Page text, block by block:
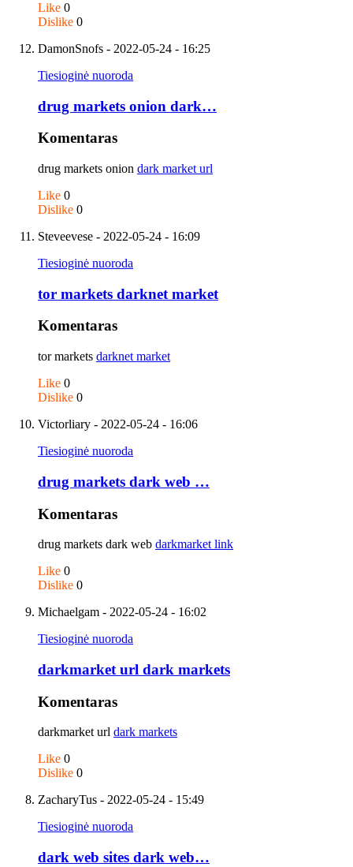
Like 0
Dislike 0
DamonSnofs - 2022-05-24 - 16:25
Tiesioginė nuoroda
drug markets onion dark…
Komentaras
drug markets onion dark market url
Like 0
Dislike 0
Steveevese - 2022-05-24 - 16:09
Tiesioginė nuoroda
tor markets darknet market
Komentaras
tor markets darknet market
Like 0
Dislike 0
Victorliary - 2022-05-24 - 16:06
Tiesioginė nuoroda
drug markets dark web …
Komentaras
drug markets dark web darkmarket link
Like 0
Dislike 0
Michaelgam - 2022-05-24 - 16:02
Tiesioginė nuoroda
darkmarket url dark markets
Komentaras
darkmarket url dark markets
Like 0
Dislike 0
ZacharyTus - 2022-05-24 - 15:49
Tiesioginė nuoroda
dark web sites dark web…